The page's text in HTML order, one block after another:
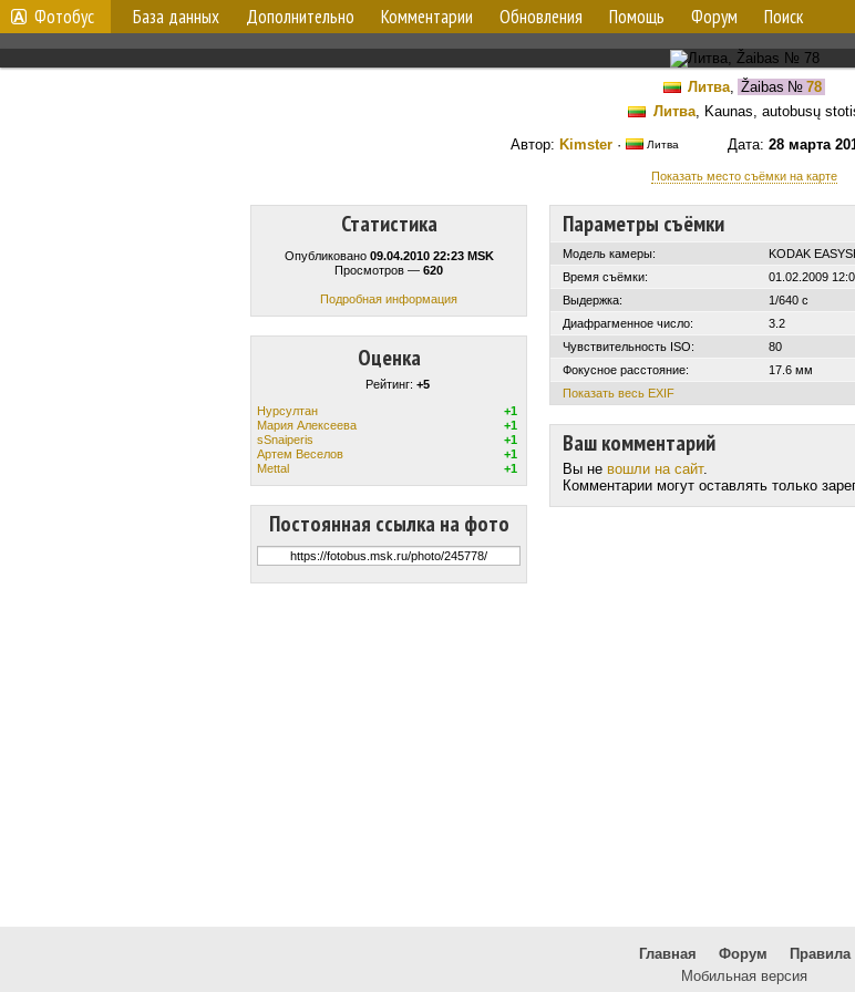
Фотобус База данных Дополнительно Комментарии Обновления Помощь Форум Поиск
Литва, Žaibas № 78
Литва, Kaunas, autobusų
Автор: Kimster· ЛитваДата: 28 марта
Показать место съёмки на карте
Статистика
Опубликовано 09.04.2010 22:23 MSK
Просмотров — 620
Подробная информация
Оценка
Рейтинг: +5
Нурсултан
+1
Мария Алексеева
+1
sSnaiperis
+1
Артем Веселов
+1
Mettal
+1
Постоянная ссылка на фото
Параметры съёмки
Модель камеры:
KODAK
Время съёмки:
01.02.2009
Выдержка:
1/640 с
Диафрагменное число:
3.2
Чувствительность ISO:
80
Фокусное расстояние:
17.6 мм
Показать весь EXIF
Ваш комментарий
Вы не вошли на сайт.
Комментарии могут оставлять только
Главная Форум
Правила
Мобильная версия